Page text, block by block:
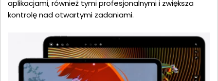
aplikacjami, również tymi profesjonalnymi i zwiększa
kontrolę nad otwartymi zadaniami.